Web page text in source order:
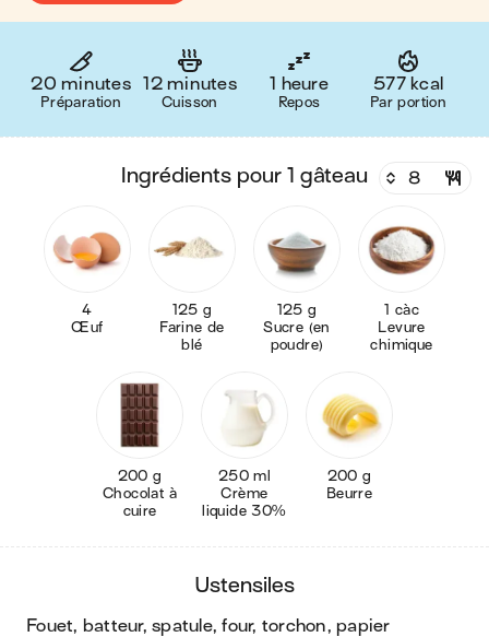
20 minutes
Préparation
12 minutes
Cuisson
1 heure
Repos
577 kcal
Par portion
ingrédients pour 1 gâteau
4
Œuf
125 g
Farine de
blé
125 g
Sucre (en
poudre)
1 càc
Levure
chimique
200 g
Chocolat à
cuire
250 ml
Crème
liquide 30%
200 g
Beurre
ustensiles
fouet, batteur, spatule, four, torchon, papier